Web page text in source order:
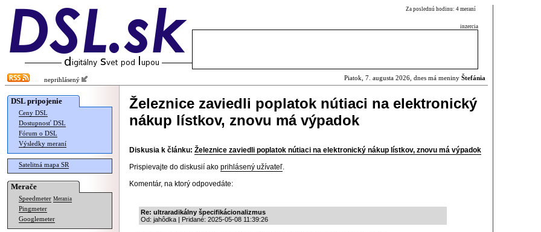
Za poslednú hodinu: 4 meraní
inzercia
neprihlásený Piatok, 7. augusta 2026, dnes má meniny Štefánia
DSL pripojenie
Ceny DSL
Dostupnosť DSL
Fórum o DSL
Výsledky meraní
Satelitná mapa SR
Merače
Speedmeter Merania
Pingmeter
Googlemeter
Železnice zaviedli poplatok nútiaci na elektronický
nákup lístkov, znovu má výpadok
Diskusia k článku: Železnice zaviedli poplatok nútiaci na elektronický nákup lístkov, znovu má výpadok
Prispievajte do diskusií ako prihlásený užívateľ.
Komentár, na ktorý odpovedáte:
Re: ultraradikálny špecifikácionalizmus
Od: jahôdka | Pridané: 2025-05-08 11:39:26